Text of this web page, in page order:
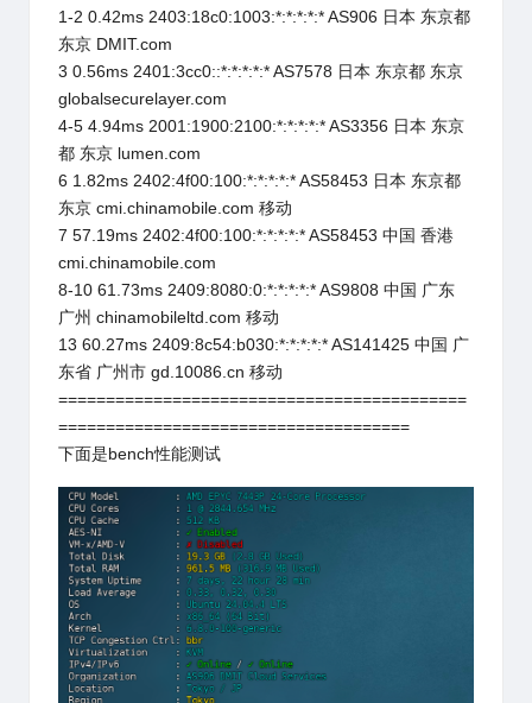
1-2 0.42ms 2403:18c0:1003:*:*:*:*:* AS906 日本 东京都
东京 DMIT.com
3 0.56ms 2401:3cc0::*:*:*:*:* AS7578 日本 东京都 东京
globalsecurelayer.com
4-5 4.94ms 2001:1900:2100:*:*:*:*:* AS3356 日本 东京
都 东京 lumen.com
6 1.82ms 2402:4f00:100:*:*:*:*:* AS58453 日本 东京都
东京 cmi.chinamobile.com 移动
7 57.19ms 2402:4f00:100:*:*:*:*:* AS58453 中国 香港
cmi.chinamobile.com
8-10 61.73ms 2409:8080:0:*:*:*:*:* AS9808 中国 广东
广州 chinamobileltd.com 移动
13 60.27ms 2409:8c54:b030:*:*:*:*:* AS141425 中国 广
东省 广州市 gd.10086.cn 移动
===========================================
=====================================
下面是bench性能测试